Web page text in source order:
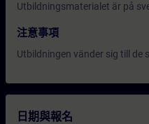
Utbildningsmaterialet är på
注意事項
Utbildningen vänder sig till
日期與報名